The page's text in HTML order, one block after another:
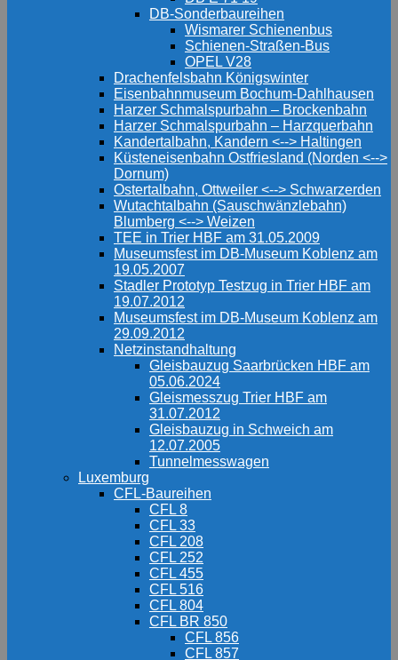
DB-Sonderbaureihen
Wismarer Schienenbus
Schienen-Straßen-Bus
OPEL V28
Drachenfelsbahn Königswinter
Eisenbahnmuseum Bochum-Dahlhausen
Harzer Schmalspurbahn – Brockenbahn
Harzer Schmalspurbahn – Harzquerbahn
Kandertalbahn, Kandern <--> Haltingen
Küsteneisenbahn Ostfriesland (Norden <-->
Dornum)
Ostertalbahn, Ottweiler <--> Schwarzerden
Wutachtalbahn (Sauschwänzlebahn)
Blumberg <--> Weizen
TEE in Trier HBF am 31.05.2009
Museumsfest im DB-Museum Koblenz am
19.05.2007
Stadler Prototyp Testzug in Trier HBF am
19.07.2012
Museumsfest im DB-Museum Koblenz am
29.09.2012
Netzinstandhaltung
Gleisbauzug Saarbrücken HBF am
05.06.2024
Gleismesszug Trier HBF am
31.07.2012
Gleisbauzug in Schweich am
12.07.2005
Tunnelmesswagen
Luxemburg
CFL-Baureihen
CFL 8
CFL 33
CFL 208
CFL 252
CFL 455
CFL 516
CFL 804
CFL BR 850
CFL 856
CFL 857